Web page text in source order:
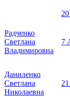
Радченко
Светлана
Владимировна
7
Даниленко
Светлана
Николаевна